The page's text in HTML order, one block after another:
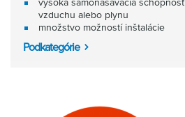
vzduchu alebo plynu
množstvo možností inštalácie
Podkategórie